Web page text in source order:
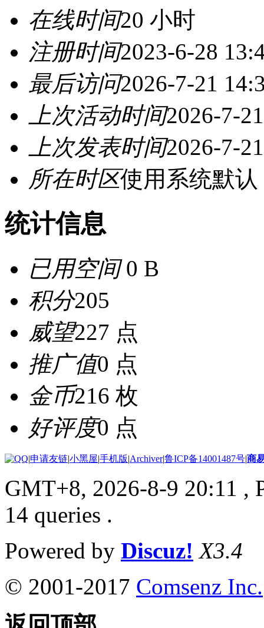
在线时间20 小时
注册时间2023-6-28
最后访问2026-7-21
上次活动时间2026-7-
上次发表时间2026-7-
所在时区使用系统默认
统计信息
已用空间0 B
积分205
威望227 点
推广值0 点
金币216 枚
好评度0 点
|申请友链|小黑屋|手机版|Archiver|鲁ICP备14001487号|商
GMT+8, 2026-8-9 20:11 ,
14 queries .
Powered by Discuz! X3.4
© 2001-2017 Comsenz Inc.